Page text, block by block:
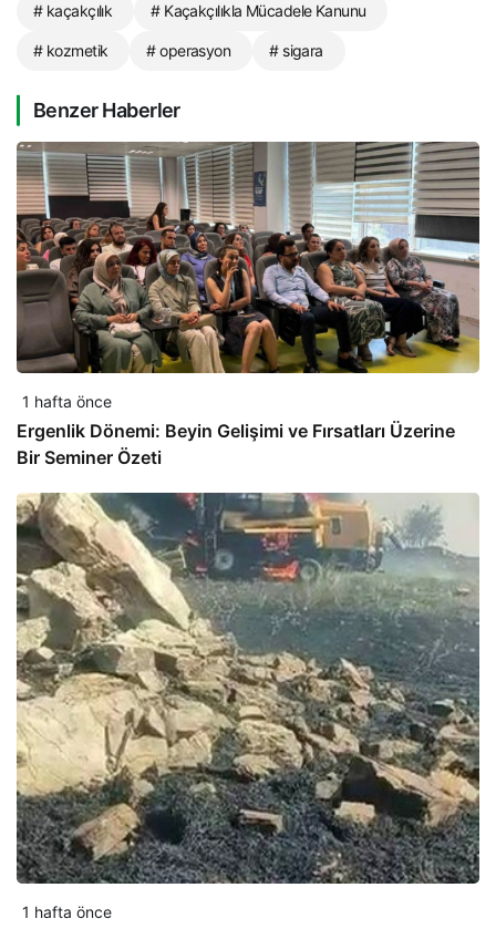
# kaçakçılık # Kaçakçılıkla Mücadele Kanunu
# kozmetik # operasyon # sigara
Benzer Haberler
1 hafta önce
Ergenlik Dönemi: Beyin Gelişimi ve Fırsatları Üzerine
Bir Seminer Özeti
1 hafta önce